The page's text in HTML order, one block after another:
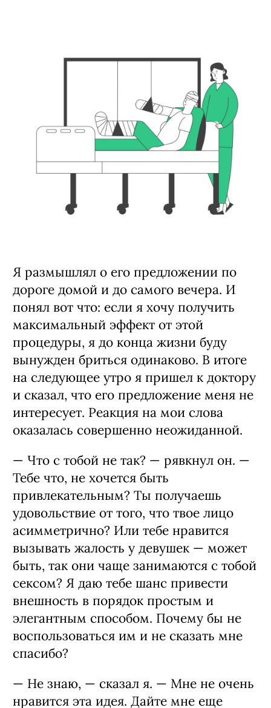
Я размышлял о его предложении по
дороге домой и до самого вечера. И
понял вот что: если я хочу получить
максимальный эффект от этой
процедуры, я до конца жизни буду
вынужден бриться одинаково. В итоге
на следующее утро я пришел к доктору
и сказал, что его предложение меня не
интересует. Реакция на мои слова
оказалась совершенно неожиданной.
— Что с тобой не так? — рявкнул он. —
Тебе что, не хочется быть
привлекательным? Ты получаешь
удовольствие от того, что твое лицо
асимметрично? Или тебе нравится
вызывать жалость у девушек — может
быть, так они чаще занимаются с тобой
сексом? Я даю тебе шанс привести
внешность в порядок простым и
элегантным способом. Почему бы не
воспользоваться им и не сказать мне
спасибо?
— Не знаю, — сказал я. — Мне не очень
нравится эта идея. Дайте мне еще